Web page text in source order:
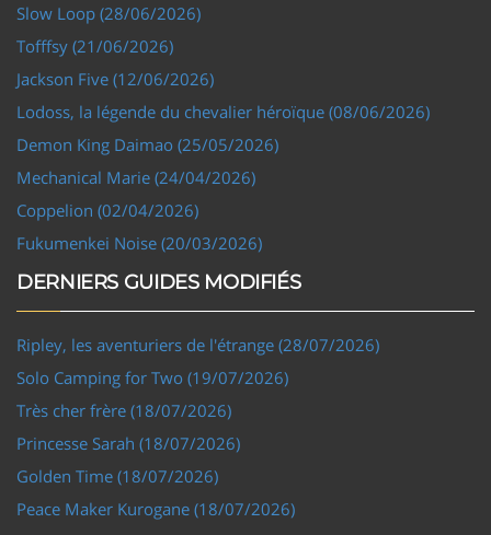
Slow Loop (28/06/2026)
Tofffsy (21/06/2026)
Jackson Five (12/06/2026)
Lodoss, la légende du chevalier héroïque (08/06/2026)
Demon King Daimao (25/05/2026)
Mechanical Marie (24/04/2026)
Coppelion (02/04/2026)
Fukumenkei Noise (20/03/2026)
DERNIERS GUIDES MODIFIÉS
Ripley, les aventuriers de l'étrange (28/07/2026)
Solo Camping for Two (19/07/2026)
Très cher frère (18/07/2026)
Princesse Sarah (18/07/2026)
Golden Time (18/07/2026)
Peace Maker Kurogane (18/07/2026)